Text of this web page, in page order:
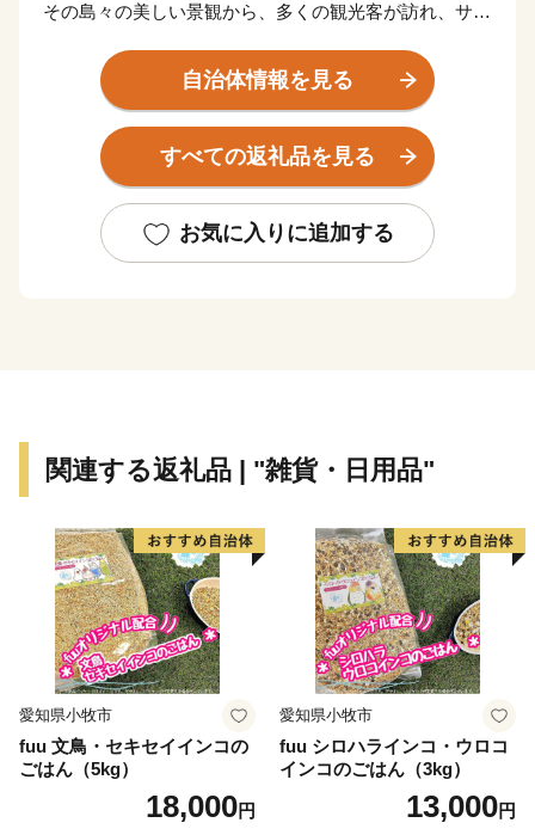
その島々の美しい景観から、多くの観光客が訪れ、サイ
知られる今治タオル、世界に誇る海事産業。そして噂の
高級柑橘「紅まどんな」の主な産地でもあります。ほか
にも、焼豚玉子飯や今治焼鳥、バリィさんなど、ワクワ
クするモノが盛りだくさん！
にハマッてます）を合言葉に、魅力あふれるまちづくり
をすすめています。
自治体情報を見る
すべての返礼品を見る
お気に入りに追加する
関連する返礼品 | "雑貨・日用品"
愛知県小牧市
fuu 文鳥・セキセイインコの
ごはん（5kg）
18,000円
愛知県小牧市
fuu シロハラインコ・ウロコ
インコのごはん（3kg）
13,000円